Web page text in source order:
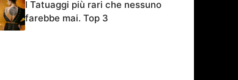
I Tatuaggi più rari che nessuno
farebbe mai. Top 3